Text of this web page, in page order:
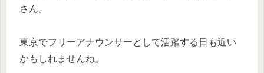
さん。
東京でフリーアナウンサーとして活躍する日も近い
かもしれませんね。